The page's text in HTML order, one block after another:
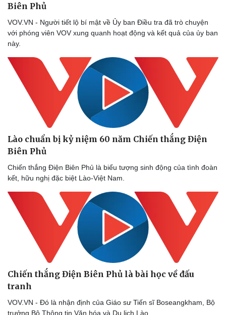
Biên Phủ
VOV.VN - Người tiết lộ bí mật về Ủy ban Điều tra đã trò chuyện
với phóng viên VOV xung quanh hoạt động và kết quả của ủy ban
này.
Lào chuẩn bị kỷ niệm 60 năm Chiến thắng Điện
Biên Phủ
Chiến thắng Điện Biên Phủ là biểu tượng sinh động của tình đoàn
kết, hữu nghị đặc biệt Lào-Việt Nam.
Chiến thắng Điện Biên Phủ là bài học về đấu
tranh
VOV.VN - Đó là nhận định của Giáo sư Tiến sĩ Boseangkham, Bộ
trưởng Bộ Thông tin Văn hóa và Du lịch Lào.